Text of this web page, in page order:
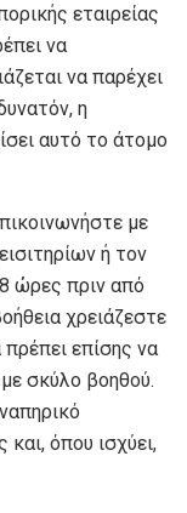
εταιρείας
να
να παρέχει
η
αυτό το άτομο
με
ή τον
ώρες πριν από
χρειάζεστε
επίσης να
σκύλο βοηθού.
όπου ισχύει,